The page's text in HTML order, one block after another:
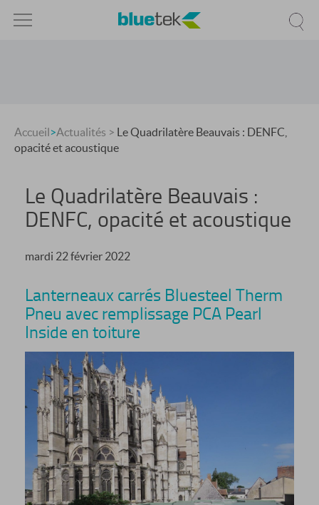
Accueil>Actualités > Le Quadrilatère Beauvais : DENFC,
opacité et acoustique
Le Quadrilatère Beauvais :
DENFC, opacité et acoustique
mardi 22 février 2022
Lanterneaux carrés Bluesteel Therm
Pneu avec remplissage PCA Pearl
Inside en toiture